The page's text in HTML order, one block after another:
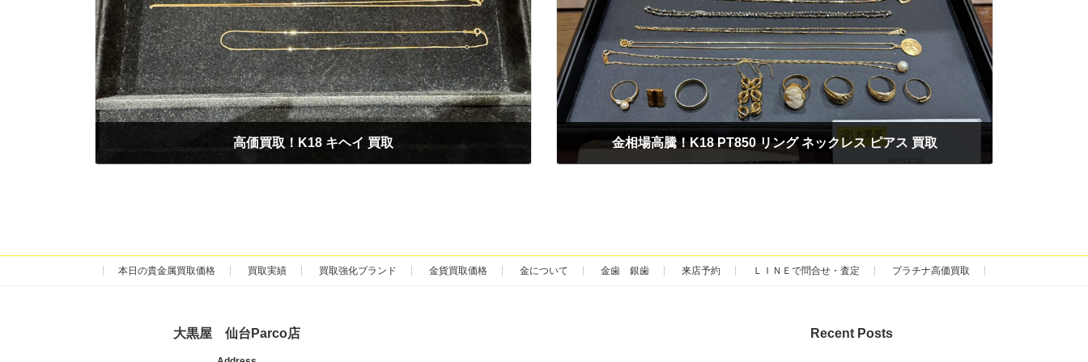
高価買取！K18 キヘイ 買取 金相場高騰！K18 PT850 リング ネックレス ピアス 買取
本日の貴金属買取価格 買取実績 買取強化ブランド 金貨買取価格 金について 金歯 銀歯 来店予約 ＬＩＮＥで問合せ・査定 プラチナ高価買取
大黒屋 仙台Parco店 Recent Posts